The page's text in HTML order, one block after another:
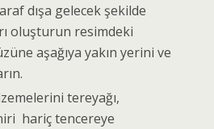
dışa gelecek şekilde
oluşturun resimdeki
aşağıya yakın yerini ve
tereyağı,
hariç tencereye